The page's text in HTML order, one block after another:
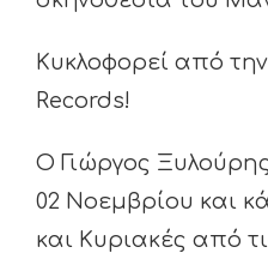
Κυκλοφορεί από
Records!
Ο Γιώργος
02 Νοεμβρίου και
και Κυριακές από